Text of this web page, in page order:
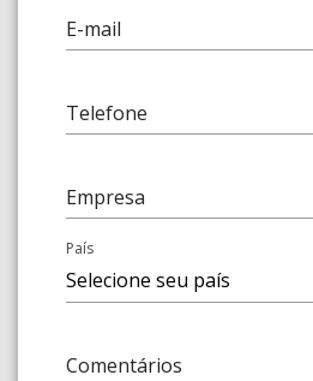
E-mail
Telefone
Empresa
País
Comentários